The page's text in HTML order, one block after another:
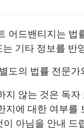
어드밴티지는
기타 정보를 반
도의 법률 전문
않는 것은 독
에 대한 여부
아님을 안내 드